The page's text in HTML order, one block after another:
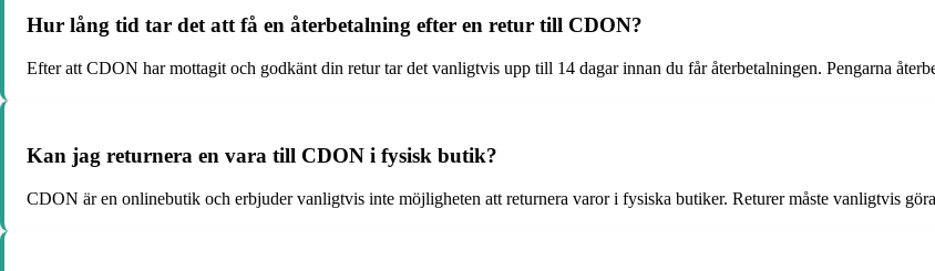
Hur lång tid tar det att få en återbetalning efter en retur till CDON?
Efter att CDON har mottagit och godkänt din retur tar det vanligtvis upp till 14 dagar innan du får återbetalningen. Pengarna
Kan jag returnera en vara till CDON i fysisk butik?
CDON är en onlinebutik och erbjuder vanligtvis inte möjligheten att returnera varor i fysiska butiker. Returer måste vanligtvis